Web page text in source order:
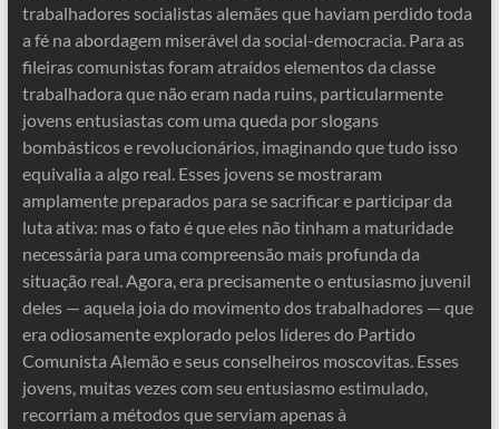
trabalhadores socialistas alemães que haviam perdido toda
a fé na abordagem miserável da social-democracia. Para as
fileiras comunistas foram atraídos elementos da classe
trabalhadora que não eram nada ruins, particularmente
jovens entusiastas com uma queda por slogans
bombásticos e revolucionários, imaginando que tudo isso
equivalia a algo real. Esses jovens se mostraram
amplamente preparados para se sacrificar e participar da
luta ativa: mas o fato é que eles não tinham a maturidade
necessária para uma compreensão mais profunda da
situação real. Agora, era precisamente o entusiasmo juvenil
deles — aquela joia do movimento dos trabalhadores — que
era odiosamente explorado pelos líderes do Partido
Comunista Alemão e seus conselheiros moscovitas. Esses
jovens, muitas vezes com seu entusiasmo estimulado,
recorriam a métodos que serviam apenas à